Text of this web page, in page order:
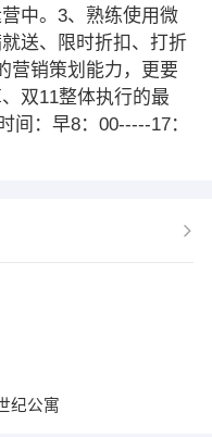
中。3、熟练使用微
送、限时折扣、打折
营销策划能力，更要
双11整体执行的最
间：早8：00-----17：
纪公寓